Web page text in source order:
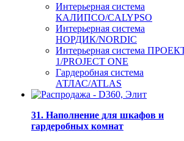
Интерьерная система
КАЛИПСО/CALYPSO
Интерьерная система
НОРДИК/NORDIC
Интерьерная система
1/PROJECT ONE
Гардеробная система
АТЛАС/ATLAS
31. Наполнение для шкафов и
гардеробных комнат